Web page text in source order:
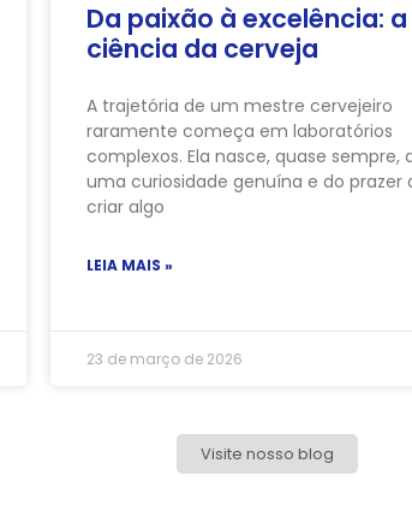
Da paixão à excelência: a
ciência da cerveja
A trajetória de um mestre cervejeiro
raramente começa em laboratórios
complexos. Ela nasce, quase sempre,
uma curiosidade genuína e do prazer
criar algo
LEIA MAIS »
23 de março de 2026
Visite nosso blog